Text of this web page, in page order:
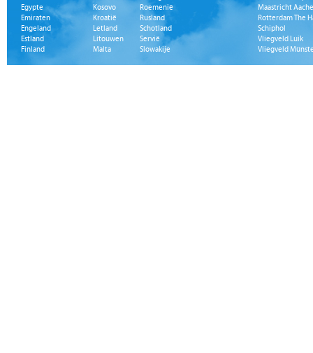
Egypte
Emiraten
Engeland
Estland
Finland
Kosovo
Kroatië
Letland
Litouwen
Malta
Roemenië
Rusland
Schotland
Servië
Slowakije
Maastricht
Rotterdam The
Schiphol
Vliegveld Luik
Vliegveld